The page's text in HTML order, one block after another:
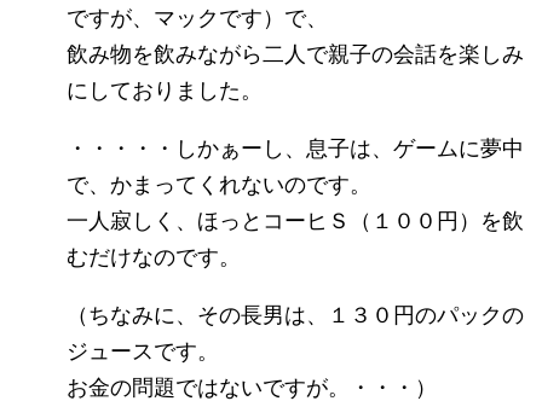
ですが、マックです）で、
飲み物を飲みながら二人で親子の会話を楽しみ
にしておりました。
・・・・・しかぁーし、息子は、ゲームに夢中
で、かまってくれないのです。
一人寂しく、ほっとコーヒＳ（１００円）を飲
むだけなのです。
（ちなみに、その長男は、１３０円のパックの
ジュースです。
お金の問題ではないですが。・・・）